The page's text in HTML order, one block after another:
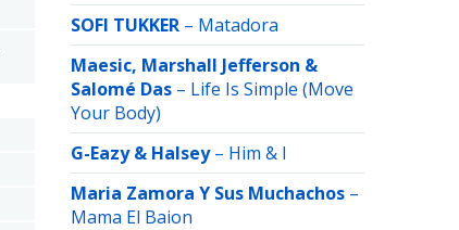
SOFI TUKKER – Matadora
Maesic, Marshall Jefferson &
Salomé Das – Life Is Simple (Move
Your Body)
G-Eazy & Halsey– Him & I
Maria Zamora Y Sus Muchachos –
Mama El Baion